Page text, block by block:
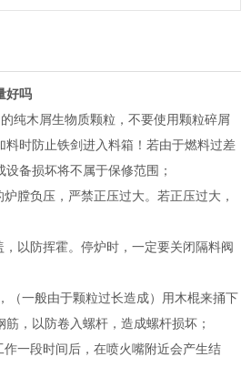
好吗
纯木屑生物质颗粒，不要使用颗粒碎屑
料时防止铁剑进入料箱！若由于燃料过差
备损坏将不属于保修范围；
膛负压，严禁正压过大。若正压过大，
以防挥霍。停炉时，一定要关闭隔料阀
（一般由于颗粒过长造成）用木棍来捅下
，以防卷入螺杆，造成螺杆损坏；
一段时间后，在喷火嘴附近会产生结